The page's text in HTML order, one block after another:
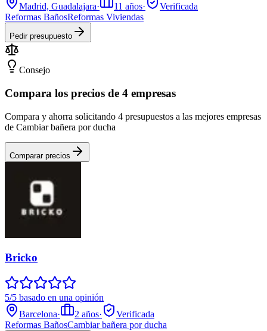
Madrid, Guadalajara· 11 años·
Verificada
Reformas BañosReformas Viviendas
Pedir presupuesto
Consejo
Compara los precios de 4 empresas
Compara y ahorra solicitando 4 presupuestos a las mejores empresas
de Cambiar bañera por ducha
Comparar precios
Bricko
5/5 basado en una opinión
Barcelona· 2 años·
Verificada
Reformas BañosCambiar bañera por ducha